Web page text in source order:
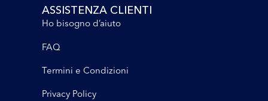
ASSISTENZA CLIENTI
Ho bisogno d’aiuto
FAQ
Termini e Condizioni
Privacy Policy